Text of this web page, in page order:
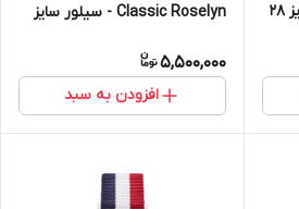
Iconic Emerald رزگلد - سایز 28
Classic Roselyn - سیلور سایز
5,500,000
افزودن به سبد